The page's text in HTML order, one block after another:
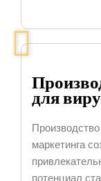
для
маркетинга
потенциал